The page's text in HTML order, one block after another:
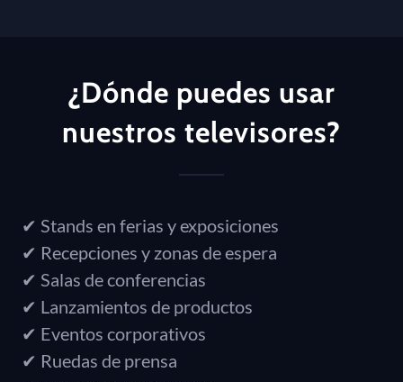
¿Dónde puedes usar
nuestros televisores?
✔ Stands en ferias y exposiciones
✔ Recepciones y zonas de espera
✔ Salas de conferencias
✔ Lanzamientos de productos
✔ Eventos corporativos
✔ Ruedas de prensa